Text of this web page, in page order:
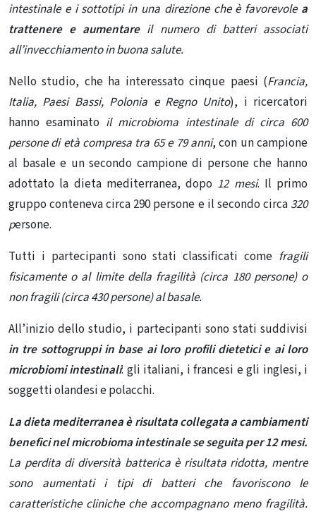
intestinale e i sottotipi in una direzione che è favorevolea
trattenere e aumentareil numero di batteri associati
all’invecchiamento in buona salute.
Nello studio, che ha interessato cinque paesi (Francia,
Italia, Paesi Bassi, Polonia e Regno Unito), i ricercatori
hanno esaminato il microbioma intestinale di circa 600
persone di età compresa tra 65 e 79 anni, con un campione
al basale e un secondo campione di persone che hanno
adottato la dieta mediterranea, dopo 12 mesi. Il primo
gruppo conteneva circa 290 persone e il secondo circa 320
persone.
Tutti i partecipanti sono stati classificati come fragili
fisicamente o al limite della fragilità (circa 180 persone) o
non fragili (circa 430 persone) al basale.
All’inizio dello studio, i partecipanti sono stati suddivisi
in tre sottogruppi in base ai loro profili dietetici e ai loro
microbiomi intestinali: gli italiani, i francesi e gli inglesi, i
soggetti olandesi e polacchi.
La dieta mediterranea è risultata collegata a cambiamenti
benefici nel microbioma intestinale se seguita per 12 mesi.
La perdita di diversità batterica è risultata ridotta, mentre
sono aumentati i tipi di batteri che favoriscono le
caratteristiche cliniche che accompagnano meno fragilità.